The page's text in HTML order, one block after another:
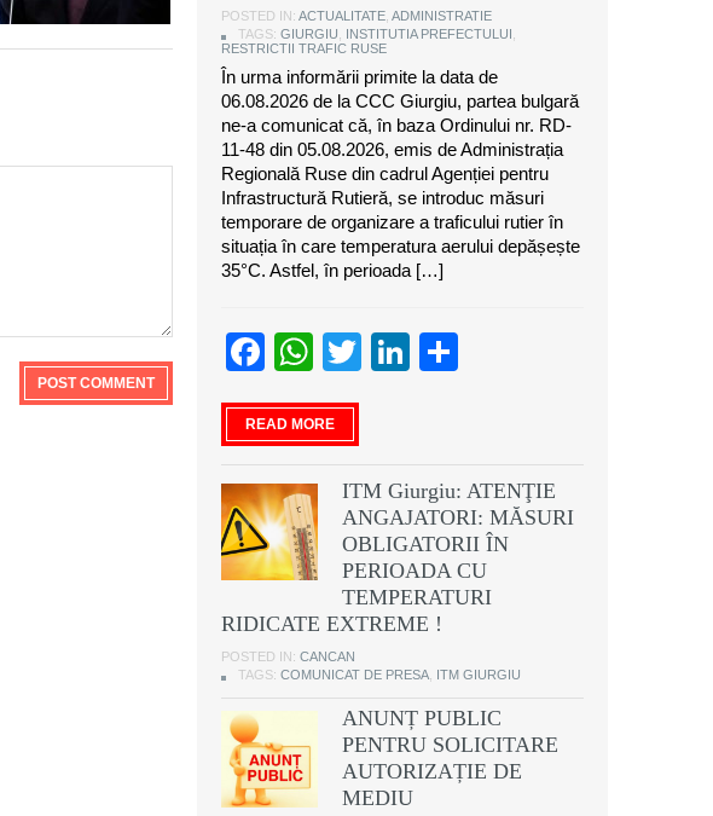
POSTED IN: ACTUALITATE ADMINISTRATIE
TAGS: GIURGIU INSTITUTIA PREFECTULUI
RESTRICTII TRAFIC RUSE
În urma informării primite la data de
06.08.2026 de la CCC Giurgiu, partea bulgară
ne-a comunicat că, în baza Ordinului nr. RD-
11-48 din 05.08.2026, emis de Administrația
Regională Ruse din cadrul Agenției pentru
Infrastructură Rutieră, se introduc măsuri
temporare de organizare a traficului rutier în
situația în care temperatura aerului depășește
35°C. Astfel, în perioada […]
Facebook
WhatsApp
TwitterLinkedIn
READ MORE
ITM Giurgiu: ATENŢIE
ANGAJATORI: MĂSURI
OBLIGATORII ÎN
PERIOADA CU
TEMPERATURI
RIDICATE EXTREME !
POSTED IN: CANCAN
TAGS: COMUNICAT DE PRESA ITM GIURGIU
ANUNȚ PUBLIC
PENTRU SOLICITARE
AUTORIZAȚIE DE
MEDIU